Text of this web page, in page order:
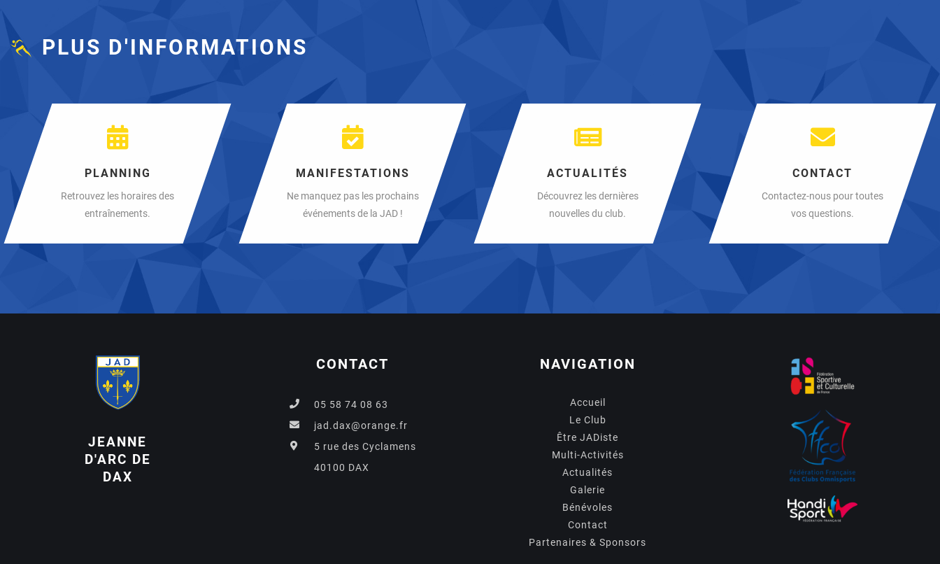
PLUS D'INFORMATIONS
PLANNING
Retrouvez les horaires des
entraînements.
MANIFESTATIONS
Ne manquez pas les prochains
événements de la JAD !
ACTUALITÉS
Découvrez les dernières
nouvelles du club.
CONTACT
Contactez-nous pour toutes
vos questions.
JEANNE
D'ARC DE
DAX
CONTACT
05 58 74 08 63
jad.dax@orange.fr
5 rue des Cyclamens
40100 DAX
NAVIGATION
Accueil
Le Club
Être JADiste
Multi-Activités
Actualités
Galerie
Bénévoles
Contact
Partenaires & Sponsors